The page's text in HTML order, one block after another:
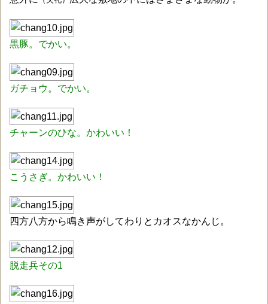
黒豚。でかい。
ガチョウ。でかい。
チャーンのひな。かわいい！
こうさぎ。かわいい！
四方八方から鳴き声がしてわりとカオスなかんじ。
脱走兵その1